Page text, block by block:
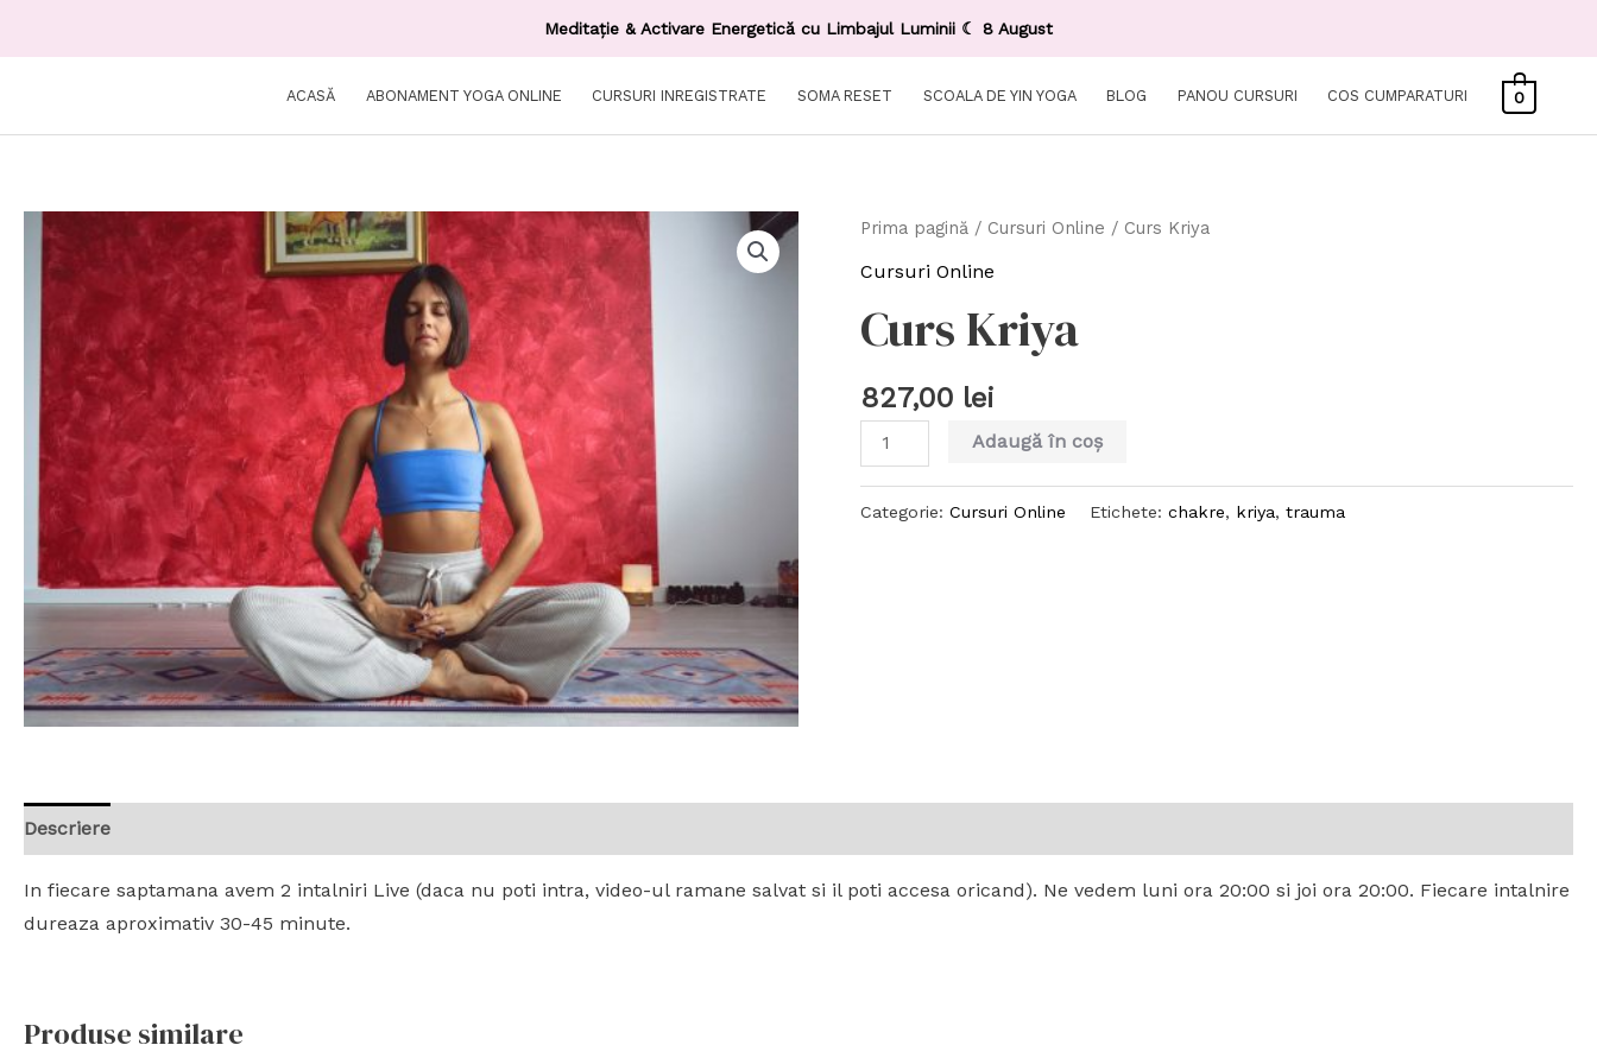
Meditație & Activare Energetică cu Limbajul Luminii ☾ 8 August
ACASĂ ABONAMENT YOGA ONLINE CURSURI INREGISTRATE SOMA RESET SCOALA DE YIN YOGA BLOG PANOU CURSURI COS CUMPARATURI 0
Prima pagină / Cursuri Online / Curs Kriya
Cursuri Online
Curs Kriya
827,00 lei
Adaugă în coș
Categorie:Cursuri Online Etichete:chakre, kriya,trauma
Descriere
In fiecare saptamana avem 2 intalniri Live (daca nu poti intra, video-ul ramane salvat si il poti accesa oricand). Ne vedem luni ora 20:00 si joi ora 20:00. Fiecare intalnire
dureaza aproximativ 30-45 minute.
Produse similare